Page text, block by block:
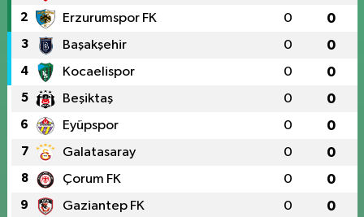
2 Erzurumspor FK 0 0
3 Başakşehir 0 0
4 Kocaelispor 0 0
5 Beşiktaş 0 0
6 Eyüpspor 0 0
7 Galatasaray 0 0
8 Çorum FK 0 0
9 Gaziantep FK 0 0